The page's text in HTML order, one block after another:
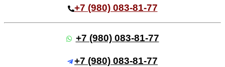
+7 (980) 083-81-77
+7 (980) 083-81-77
+7 (980) 083-81-77